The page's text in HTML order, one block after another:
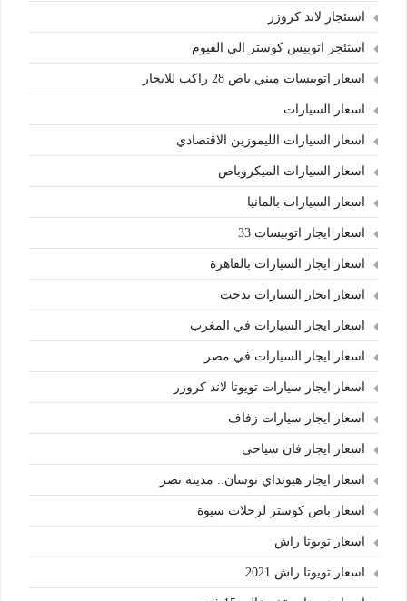
استئجار لاند كروزر
استئجر اتوبيس كوستر الي الفيوم
اسعار اتوبيسات ميني باص 28 راكب للايجار
اسعار السيارات
اسعار السيارات الليموزين الاقتصادي
اسعار السيارات الميكروباص
اسعار السيارات بالمانيا
اسعار ايجار اتوبيسات 33
اسعار ايجار السيارات بالقاهرة
اسعار ايجار السيارات بدجت
اسعار ايجار السيارات في المغرب
اسعار ايجار السيارات في مصر
اسعار ايجار سيارات تويوتا لاند كروزر
اسعار ايجار سيارات زفاف
اسعار ايجار فان سياحى
اسعار ايجار هيونداي توسان.. مدينة نصر
اسعار باص كوستر لرحلات سيوة
اسعار تويوتا راش
اسعار تويوتا راش 2021